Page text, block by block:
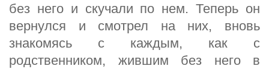
без него и скучали по нем. Теперь он
вернулся и смотрел на них, вновь
знакомясь с каждым, как с
родственником, жившим без него в